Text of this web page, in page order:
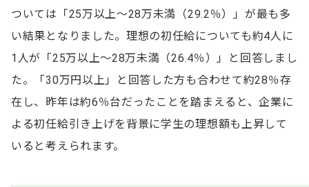
ついては「25万以上～28万未満（29.2％）」が最も多
い結果となりました。理想の初任給についても約4人に
1人が「25万以上～28万未満（26.4％）」と回答しまし
た。「30万円以上」と回答した方も合わせて約28％存
在し、昨年は約6％台だったことを踏まえると、企業に
よる初任給引き上げを背景に学生の理想額も上昇して
いると考えられます。